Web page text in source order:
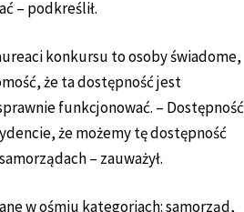
– podkreślił.
konkursu to osoby świadome,
że ta dostępność jest
funkcjonować. – Dostępność
że możemy tę dostępność
– zauważył.
w ośmiu kategoriach: samorząd,